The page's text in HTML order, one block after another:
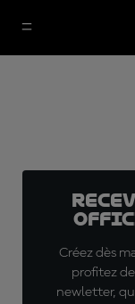
Créez dès
profitez
newletter,